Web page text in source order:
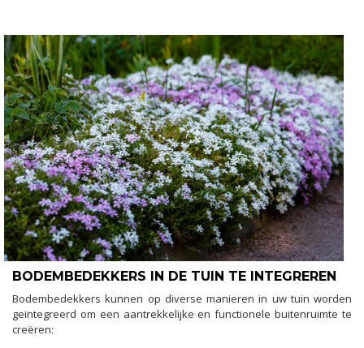
BODEMBEDEKKERS IN DE TUIN TE INTEGREREN
Bodembedekkers kunnen op diverse manieren in uw tuin worden
geïntegreerd om een aantrekkelijke en functionele buitenruimte te
creëren: